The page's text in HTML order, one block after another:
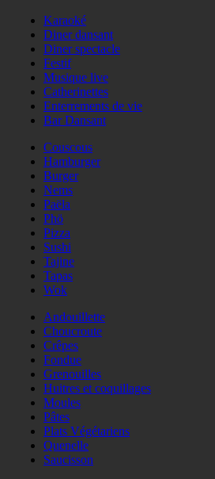
Karaoké
Diner dansant
Diner spectacle
Festif
Musique live
Catherinettes
Enterrements de vie
Bar Dansant
Couscous
Hamburger
Burger
Nems
Paëla
Phö
Pizza
Sushi
Tajine
Tapas
Wok
Andouillette
Choucroute
Crêpes
Fondue
Grenouilles
Huitres et coquillages
Moules
Pâtes
Plats Végétariens
Quenelle
Saucisson